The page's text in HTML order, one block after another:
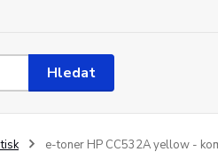
Hledat
e-toner HP CC532A yellow -